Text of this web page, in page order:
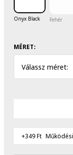
Onyx Black Fehér
MÉRET:
Válassz méret:
+349 Ft